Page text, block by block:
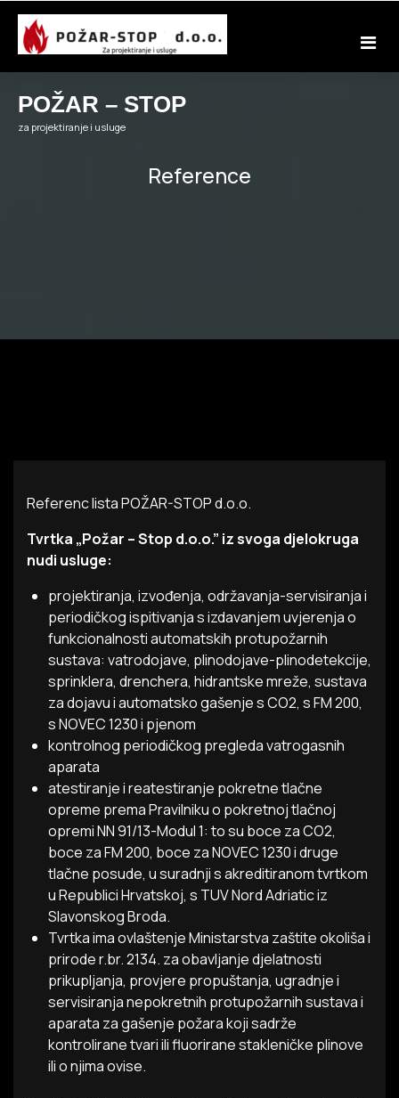
Skip
content
POŽAR – STOP
za projektiranje i usluge
Reference
Referenc lista POŽAR-STOP d.o.o.
Tvrtka „Požar – Stop d.o.o.” iz svoga djelokruga
nudi usluge:
projektiranja, izvođenja, održavanja-servisiranja i
periodičkog ispitivanja s izdavanjem uvjerenja o
funkcionalnosti automatskih protupožarnih
sustava: vatrodojave, plinodojave-plinodetekcije,
sprinklera, drenchera, hidrantske mreže, sustava
za dojavu i automatsko gašenje s CO2, s FM 200,
s NOVEC 1230 i pjenom
kontrolnog periodičkog pregleda vatrogasnih
aparata
atestiranje i reatestiranje pokretne tlačne
opreme prema Pravilniku o pokretnoj tlačnoj
opremi NN 91/13-Modul 1: to su boce za CO2,
boce za FM 200, boce za NOVEC 1230 i druge
tlačne posude, u suradnji s akreditiranom tvrtkom
u Republici Hrvatskoj, s TUV Nord Adriatic iz
Slavonskog Broda.
Tvrtka ima ovlaštenje Ministarstva zaštite okoliša i
prirode r.br. 2134. za obavljanje djelatnosti
prikupljanja, provjere propuštanja, ugradnje i
servisiranja nepokretnih protupožarnih sustava i
aparata za gašenje požara koji sadrže
kontrolirane tvari ili fluorirane stakleničke plinove
ili o njima ovise.